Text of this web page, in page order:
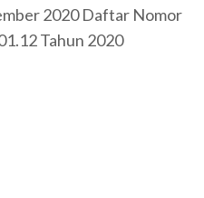
2020 Daftar Nomor
Tahun 2020